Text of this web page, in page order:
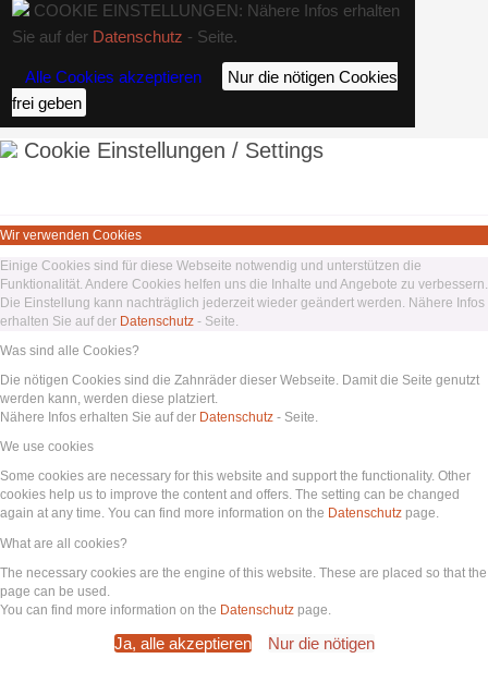
COOKIE EINSTELLUNGEN: Nähere Infos erhalten
Sie auf der Datenschutz - Seite.
Alle Cookies akzeptieren
Nur die nötigen Cookies
frei geben
Cookie Einstellungen / Settings
Wir verwenden Cookies
Einige Cookies sind für diese Webseite notwendig und unterstützen die
Funktionalität. Andere Cookies helfen uns die Inhalte und Angebote zu verbessern.
Die Einstellung kann nachträglich jederzeit wieder geändert werden. Nähere Infos
erhalten Sie auf der Datenschutz - Seite.
Was sind alle Cookies?
Die nötigen Cookies sind die Zahnräder dieser Webseite. Damit die Seite genutzt
werden kann, werden diese platziert.
Nähere Infos erhalten Sie auf der Datenschutz - Seite.
We use cookies
Some cookies are necessary for this website and support the functionality. Other
cookies help us to improve the content and offers. The setting can be changed
again at any time. You can find more information on the Datenschutz page.
What are all cookies?
The necessary cookies are the engine of this website. These are placed so that the
page can be used.
You can find more information on the Datenschutz page.
Ja, alle akzeptieren Nur die nötigen